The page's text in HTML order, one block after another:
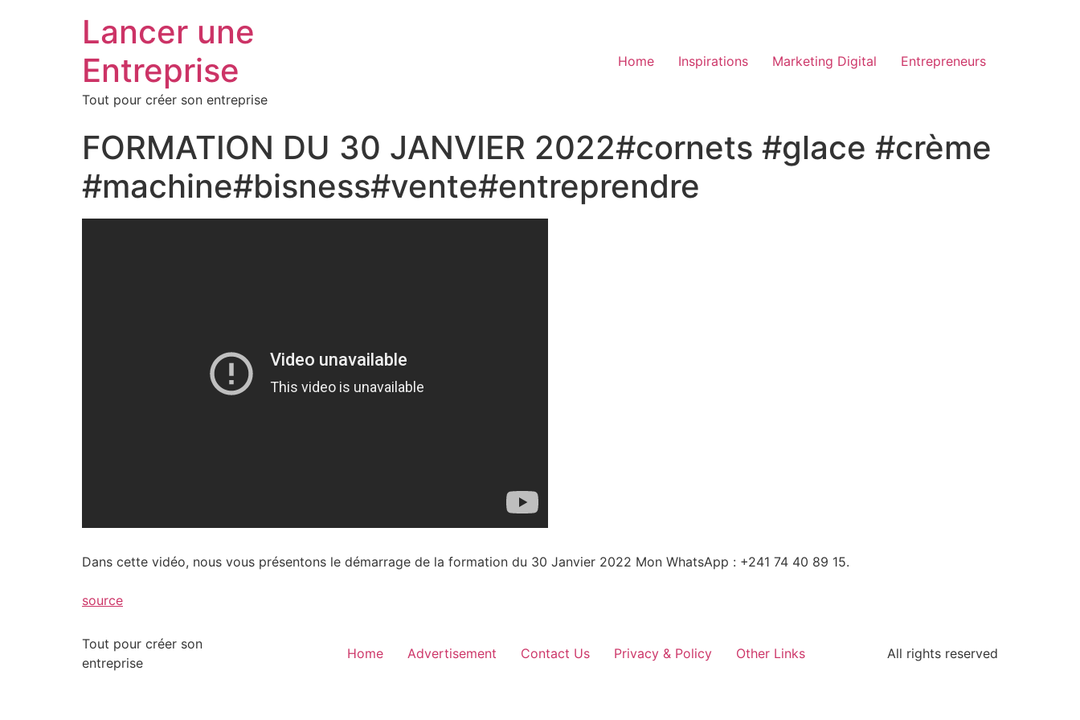
Lancer une
Entreprise
Tout pour créer son entreprise
Home Inspirations Marketing Digital Entrepreneurs
FORMATION DU 30 JANVIER 2022#cornets #glace #crème
#machine#bisness#vente#entreprendre
Dans cette vidéo, nous vous présentons le démarrage de la formation du 30 Janvier 2022 Mon WhatsApp : +241 74 40 89 15.
source
Tout pour créer son
entreprise
Home Advertisement Contact Us Privacy & Policy Other Links All rights reserved